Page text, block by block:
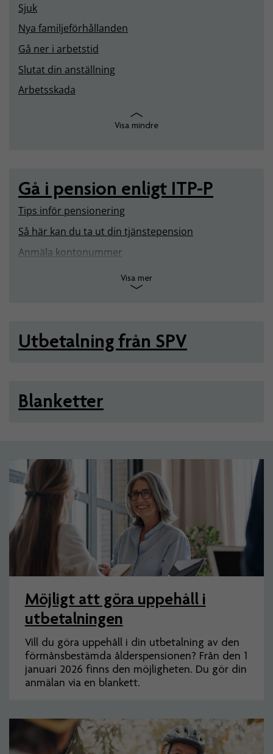
Sjuk
Nya familjeförhållanden
Gå ner i arbetstid
Slutat din anställning
Arbetsskada
Visa mindre
Gå i pension enligt ITP-P
Tips inför pensionering
Så här kan du ta ut din tjänstepension
Anmäla kontonummer
Visa mer
Utbetalning från SPV
Blanketter
Artiklar
Möjligt att göra uppehåll i
utbetalningen
Vill du göra uppehåll i din utbetalning av den
förmånsbestämda ålderspensionen? Från den 1
januari 2026 finns den möjligheten. Du gör din
anmälan via en blankett.